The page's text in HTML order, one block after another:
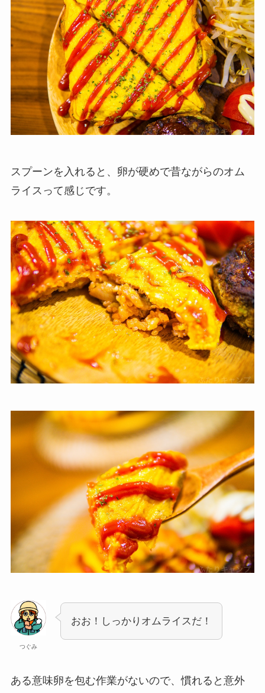
スプーンを入れると、卵が硬めで昔ながらのオム
ライスって感じです。
つぐみ
おお！しっかりオムライスだ！
ある意味卵を包む作業がないので、慣れると意外